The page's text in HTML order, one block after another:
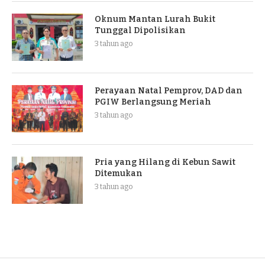
Oknum Mantan Lurah Bukit
Tunggal Dipolisikan
3 tahun ago
Perayaan Natal Pemprov, DAD dan
PGIW Berlangsung Meriah
3 tahun ago
Pria yang Hilang di Kebun Sawit
Ditemukan
3 tahun ago